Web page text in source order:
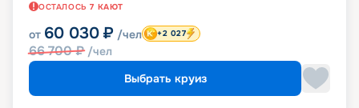
ОСТАЛОСЬ 7 КАЮТ
от 60 030 ₽ /чел
66 700₽ /чел
+2 027
Выбрать круиз